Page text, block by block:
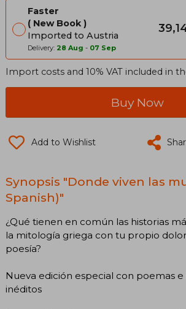
Faster
New Book
Imported to Austria
Delivery: 28 Aug - 07 Sep
Import costs and 10% VAT included in
Buy Now
Add to Wishlist
Synopsis "Donde viven las
Spanish)"
¿Qué tienen en común las historias
la mitología griega con tu propio
poesía?
Nueva edición especial con poemas e
inéditos